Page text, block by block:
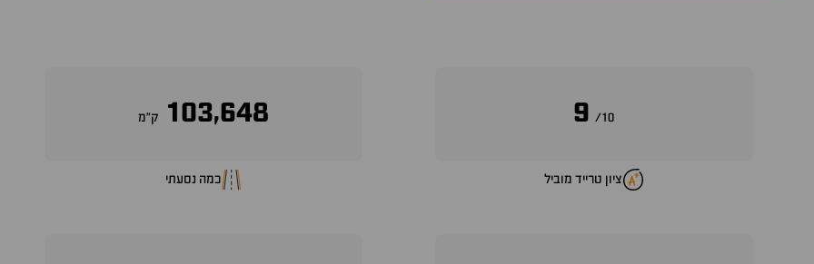
10/
9
ציון טרייד מוביל
103,648 ק״מ
כמה נסעתי